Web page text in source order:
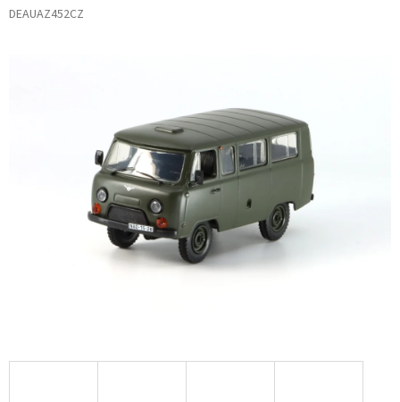
DEAUAZ452CZ